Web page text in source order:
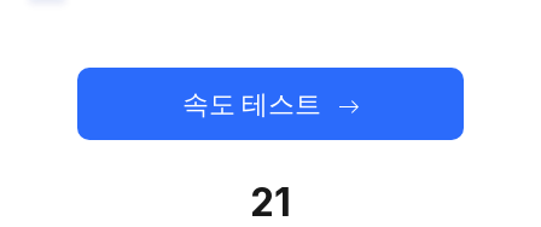
속도 테스트
21